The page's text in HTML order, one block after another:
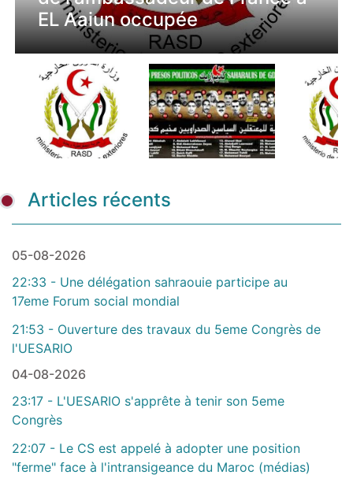
EL Aaiun occupée
onusiennes sur la torture
processus de paix
période 2026–2028
droits sahraouis
sur le Sahara Occidental »
héritage
de l’éducation en Afrique
Conseil et de la Commission
ce territoire sont invalides
Articles récents
05-08-2026
22:33 - Une délégation sahraouie participe au
17eme Forum social mondial
21:53 - Ouverture des travaux du 5eme Congrès de
l'UESARIO
04-08-2026
23:17 - L'UESARIO s'apprête à tenir son 5eme
Congrès
22:07 - Le CS est appelé à adopter une position
"ferme" face à l'intransigeance du Maroc (médias)